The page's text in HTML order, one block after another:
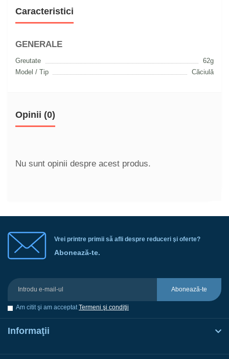
Caracteristici
GENERALE
Greutate
62g
Model / Tip
Căciulă
Opinii (0)
Nu sunt opinii despre acest produs.
Vrei printre primii să afli despre reduceri şi oferte?
Abonează-te.
Abonează-te
Am citit şi am acceptatTermeni şi condiţii
Informaţii